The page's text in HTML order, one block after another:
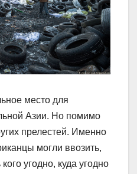
место для
Азии. Но помимо
прелестей. Именно
могли ввозить,
угодно, куда угодно